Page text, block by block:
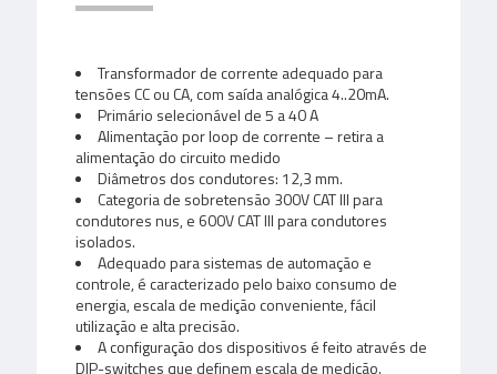
Transformador de corrente adequado para
tensões CC ou CA, com saída analógica 4..20mA.
Primário selecionável de 5 a 40 A
Alimentação por loop de corrente – retira a
alimentação do circuito medido
Diâmetros dos condutores: 12,3 mm.
Categoria de sobretensão 300V CAT III para
condutores nus, e 600V CAT III para condutores
isolados.
Adequado para sistemas de automação e
controle, é caracterizado pelo baixo consumo de
energia, escala de medição conveniente, fácil
utilização e alta precisão.
A configuração dos dispositivos é feito através de
DIP-switches que definem escala de medição.